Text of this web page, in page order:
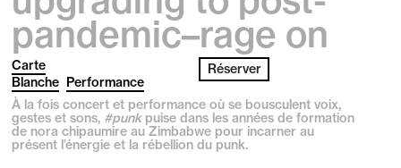
pandemic­–rage on
Carte
Blanche Performance
Réserver
À la fois concert et performance où se bousculent voix,
gestes et sons, #punkpuise dans les années de formation
de nora chipaumire au Zimbabwe pour incarner au
présent l’énergie et la rébellion du punk.